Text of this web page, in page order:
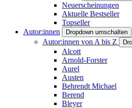
Neuerscheinungen
Aktuelle Bestseller
Topseller
Autor:innen
Dropdown umschalten
Autor:innen von A bis Z
Alcott
Arnold-Forster
Aurel
Austen
Behrendt Michael
Berend
Bleyer